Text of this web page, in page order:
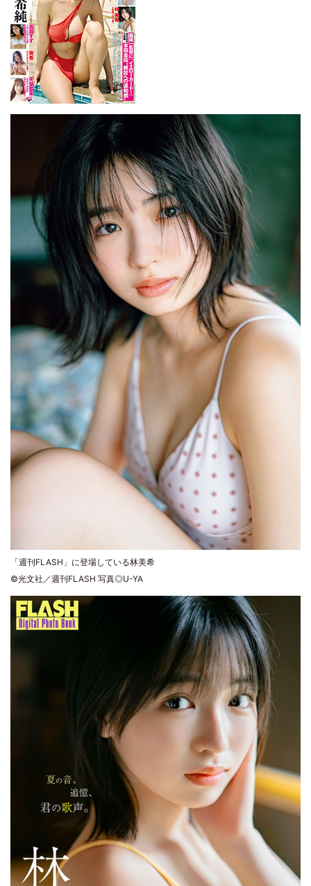
「週刊FLASH」に登場している林美希
©光文社／週刊FLASH 写真◎U-YA